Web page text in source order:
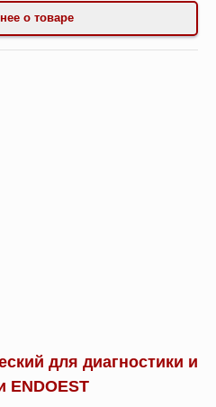
о товаре
для диагностики и
ENDOEST